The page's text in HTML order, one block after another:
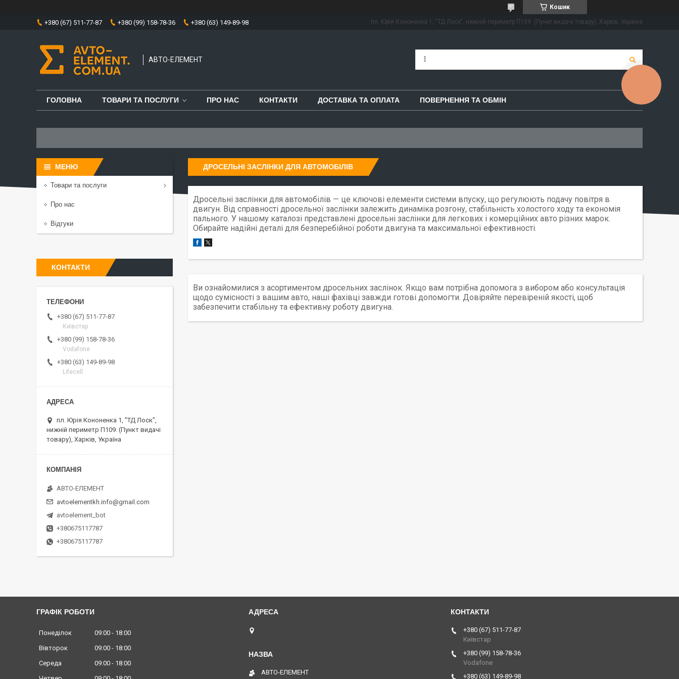
Кошик
+380 (67) 511-77-87 +380 (99) 158-78-36 +380 (63) 149-89-98 пл. Юрія Кононенка 1, "ТД Лоск", нижній периметр П109. (Пункт видачі товару), Харків, Україна
АВТО-ЕЛЕМЕНТ
ГОЛОВНА ТОВАРИ ТА ПОСЛУГИ ПРО НАС КОНТАКТИ ДОСТАВКА ТА ОПЛАТА ПОВЕРНЕННЯ ТА ОБМІН
ДРОСЕЛЬНІ ЗАСЛІНКИ ДЛЯ АВТОМОБІЛІВ
Дросельні заслінки для автомобілів — це ключові елементи системи впуску, що регулюють подачу повітря в
двигун. Від справності дросельної заслінки залежить динаміка розгону, стабільність холостого ходу та економія
пального. У нашому каталозі представлені дросельні заслінки для легкових і комерційних авто різних марок.
Обирайте надійні деталі для безперебійної роботи двигуна та максимальної ефективності.
Ви ознайомилися з асортиментом дросельних заслінок. Якщо вам потрібна допомога з вибором або консультація
щодо сумісності з вашим авто, наші фахівці завжди готові допомогти. Довіряйте перевіреній якості, щоб
забезпечити стабільну та ефективну роботу двигуна.
Товари та послуги
Про нас
Відгуки
КОНТАКТИ
+380 (67) 511-77-87
Київстар
+380 (99) 158-78-36
Vodafone
+380 (63) 149-89-98
Lifecell
пл. Юрія Кононенка 1, "ТД Лоск",
нижній периметр П109. (Пункт видачі
товару), Харків, Україна
АВТО-ЕЛЕМЕНТ
avtoelementkh.info@gmail.com
avtoelement_bot
+380675117787
+380675117787
ГРАФІК РОБОТИ
Понеділок 09:00
18:00
Вівторок
09:00
18:00
Середа
09:00
18:00
АВТО-ЕЛЕМЕНТ
+380 (67) 511-77-87
Київстар
+380 (99) 158-78-36
Vodafone
+380 (63) 149-89-98